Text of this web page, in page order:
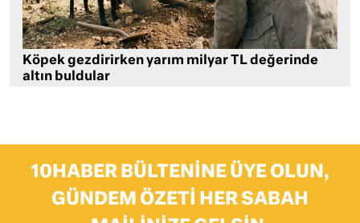
Köpek gezdirirken yarım milyar TL değerinde
altın buldular
10HABER BÜLTENINE ÜYE OLUN,
GÜNDEM ÖZETI HER SABAH